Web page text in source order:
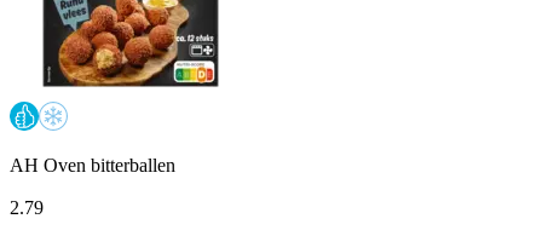
AH Oven bitterballen
2.79